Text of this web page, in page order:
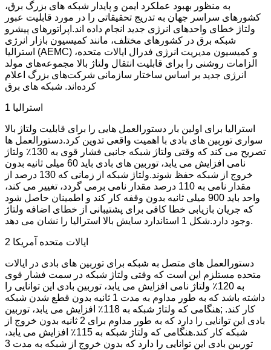
به منظور بهبود عملکرد ایمن و پایدار شبکه های بزرگ برق،
کشورهای سراسر جهان به تدریج تحقیقاتی را در مورد قابلیت عبور
ولتاژ خطای واحدهای انرژی جدید انجام داده اند.اپراتورهای پیشرو
شبکه برق در کشورهای مختلف، مانند کمیسیون بازار انرژی
استرالیا (AEMC) و کمیسیون مدیریت انرژی فدرال ایالات متحده،
الزامات روشنی را برای قابلیت انتقال ولتاژ بالا مجموعه‌های مولد
انرژی جدید بر اساس ساختار سازمانی شرکت‌های بزرگ اعلام
کرده‌اند. شبکه های برق
1 استرالیا
استرالیا برای اولین بار دستورالعمل هایی را برای قابلیت ولتاژ بالا
سواری توربین های بادی با اهمیت واقعی تدوین کرد.دستورالعمل ها
تصریح می کند که وقتی ولتاژ شبکه جانبی فشار قوی به 130٪ ولتاژ
نامی افزایش می یابد، توربین های بادی باید 60 میلی ثانیه بدون
خروج از شبکه حفظ شوند.ولتاژ شبکه از زمانی که 130 درصد از
مقدار نامی به 110 درصد مقدار نامی برمی گردد، تغییر می کند،
واحد باید 900 میلی ثانیه بدون وقفه کار کند و اطمینان حاصل شود
که جریان بازیابی خطا کافی برای پشتیبانی از خطای اضافه ولتاژ
وجود دارد.شکل 1 استاندارد سایش بالا استرالیا را نشان می دهد.
2 ایالات متحده آمریکا
دستورالعمل های متصل به شبکه برای توربین های بادی در ایالات
متحده مستلزم این است که وقتی ولتاژ شبکه در سمت فشار قوی
به 120٪ ولتاژ نامی افزایش می یابد، توربین بادی این توانایی را
داشته باشد که به طور مداوم به مدت 1 ثانیه بدون قطع شدن شبکه
کار کند. ;هنگامی که ولتاژ شبکه به 118٪ افزایش می یابد، توربین
بادی این توانایی را دارد که به طور مداوم برای 2 ثانیه بدون خروج از
شبکه کار کند.هنگامی که ولتاژ شبکه به 115٪ افزایش می یابد،
توربین بادی این توانایی را دارد که بدون خروج از شبکه به مدت 3